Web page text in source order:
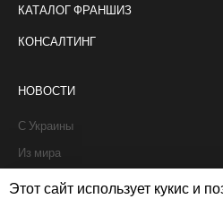
КАТАЛОГ ФРАНШИЗ
КОНСАЛТИНГ
НОВОСТИ
С Украины
Из мира
Интервью
Этот сайт использует кукис и